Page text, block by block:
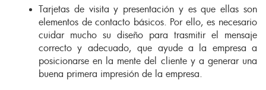
Tarjetas de visita y presentación y es que ellas son
elementos de contacto básicos. Por ello, es necesario
cuidar mucho su diseño para trasmitir el mensaje
correcto y adecuado, que ayude a la empresa a
posicionarse en la mente del cliente y a generar una
buena primera impresión de la empresa.